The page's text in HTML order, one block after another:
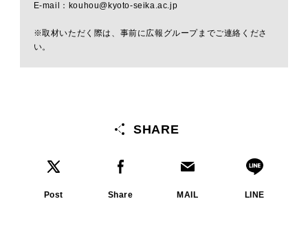
E-mail：kouhou@kyoto-seika.ac.jp
※取材いただく際は、事前に広報グループまでご連絡くださ
い。
SHARE
Post Share MAIL LINE